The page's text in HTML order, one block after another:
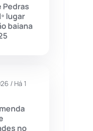
(49)
(391)
(232)
Pedras
lugar
baiana
/ Há 1
no